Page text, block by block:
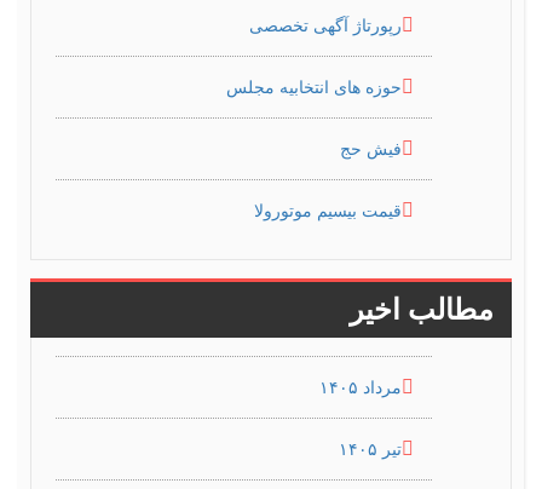
رپورتاژ آگهی تخصصی
حوزه های انتخابیه مجلس
فیش حج
قیمت بیسیم موتورولا
مطالب اخیر
مرداد ۱۴۰۵
تیر ۱۴۰۵